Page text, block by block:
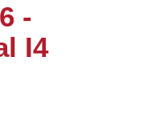
-
I4